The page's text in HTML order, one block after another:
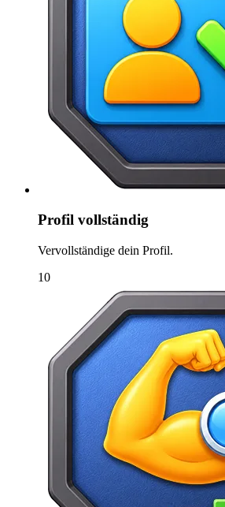
Profil vollständig
Vervollständige dein Profil.
10